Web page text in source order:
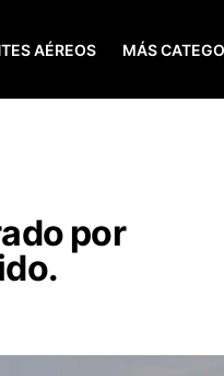
AÉREOS MÁS
por